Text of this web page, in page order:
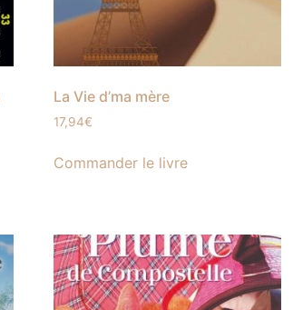
La Vie d’ma mère
17,94€
Commander le livre